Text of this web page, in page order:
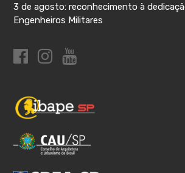
3 de agosto: reconhecimento à
Engenheiros Militares